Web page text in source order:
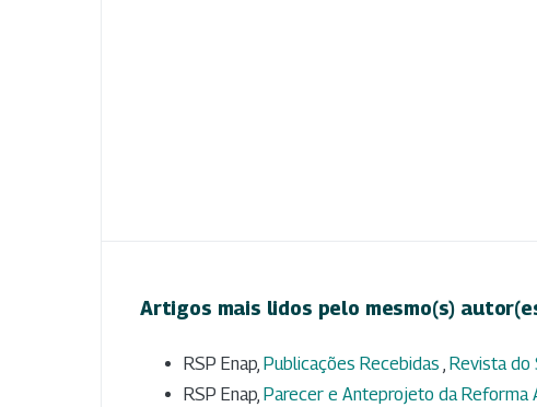
Artigos mais lidos pelo mesmo(s)
RSP Enap, Publicações Recebidas , Revista do
RSP Enap, Parecer e Anteprojeto da Reforma